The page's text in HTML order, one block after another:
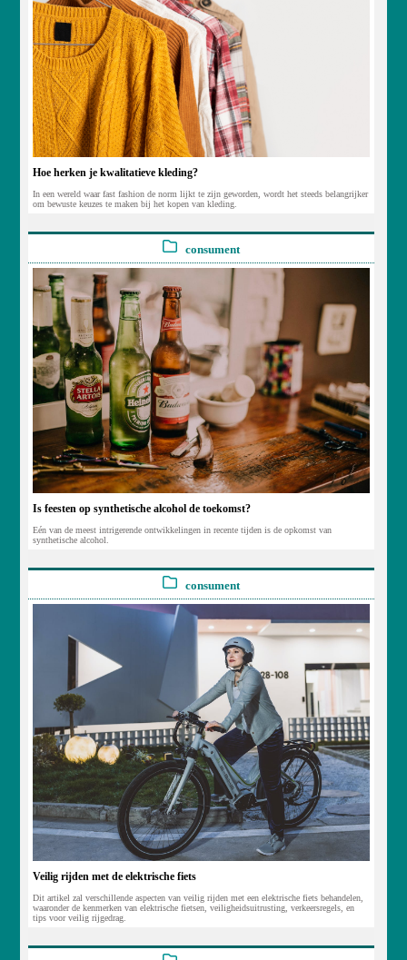
Hoe herken je kwalitatieve kleding?
In een wereld waar fast fashion de norm lijkt te zijn geworden, wordt het steeds belangrijker
om bewuste keuzes te maken bij het kopen van kleding.
consument
Is feesten op synthetische alcohol de toekomst?
Eén van de meest intrigerende ontwikkelingen in recente tijden is de opkomst van
synthetische alcohol.
consument
Veilig rijden met de elektrische fiets
Dit artikel zal verschillende aspecten van veilig rijden met een elektrische fiets behandelen,
waaronder de kenmerken van elektrische fietsen, veiligheidsuitrusting, verkeersregels, en
tips voor veilig rijgedrag.